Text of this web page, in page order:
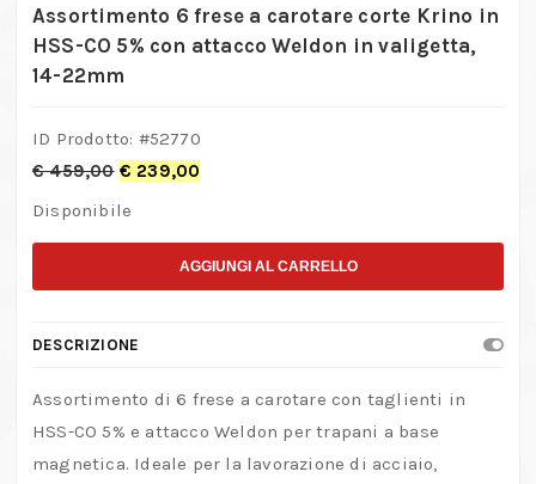
Assortimento 6 frese a carotare corte Krino in
HSS-CO 5% con attacco Weldon in valigetta,
14-22mm
ID Prodotto: #52770
€459,00 € 239,00
Disponibile
AGGIUNGI AL CARRELLO
DESCRIZIONE
Assortimento di 6 frese a carotare con taglienti in
HSS-CO 5% e attacco Weldon per trapani a base
magnetica. Ideale per la lavorazione di acciaio,